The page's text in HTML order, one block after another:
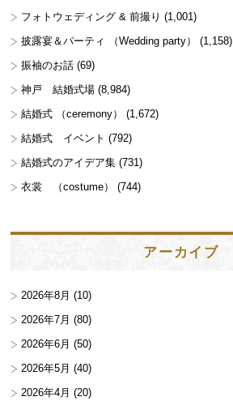
フォトウェディング & 前撮り (1,001)
披露宴＆パーティ （Wedding party）
(1,158)
振袖のお話 (69)
神戸 結婚式場 (8,984)
結婚式 （ceremony）
(1,672)
結婚式 イベント (792)
結婚式のアイデア集 (731)
衣裳 （costume）
(744)
アーカイブ
2026年8月 (10)
2026年7月 (80)
2026年6月 (50)
2026年5月 (40)
2026年4月 (20)